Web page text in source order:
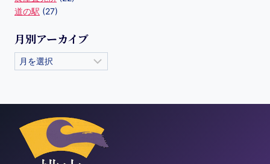
道の駅 (27)
月別アーカイブ